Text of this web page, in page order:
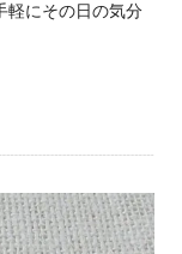
軽にその日の気分